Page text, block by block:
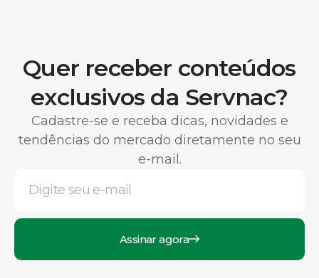
Quer receber conteúdos
exclusivos da Servnac?
Cadastre-se e receba dicas, novidades e
tendências do mercado diretamente no seu
e-mail.
Assinar agora